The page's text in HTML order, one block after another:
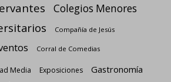
Colegios Menores
Compañía de Jesús
Corral de Comedias
Media Exposiciones Gastronomía